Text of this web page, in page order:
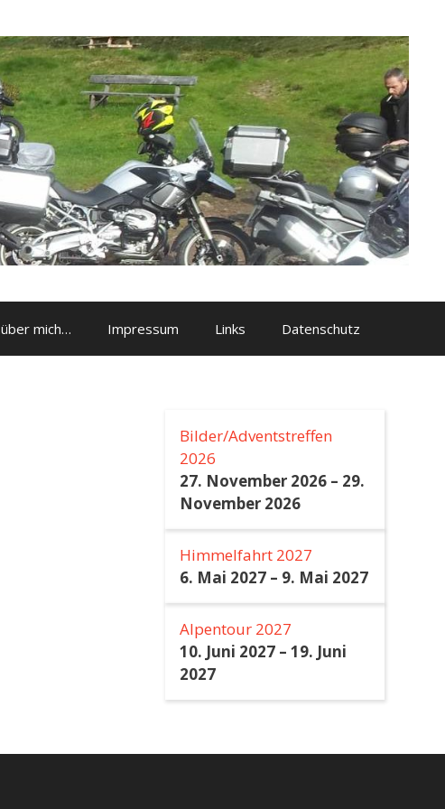
Datenverkehr zu analysieren. Mit einem Klick auf „Alle akzeptieren“
mich… Impressum Links Datenschutz
Bilder/Adventstreffen
2026
27. November 2026 – 29.
November 2026
Himmelfahrt 2027
6. Mai 2027 – 9. Mai 2027
Alpentour 2027
10. Juni 2027 – 19. Juni
2027